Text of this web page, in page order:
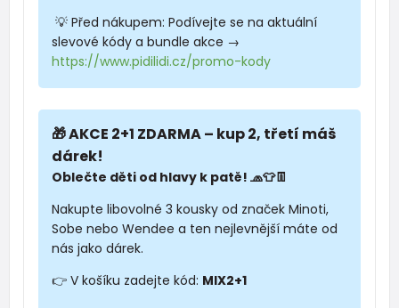
💡 Před nákupem: Podívejte se na aktuální
slevové kódy a bundle akce →
https://www.pidilidi.cz/promo-kody
🎁 AKCE 2+1 ZDARMA – kup 2, třetí máš
dárek!
Oblečte děti od hlavy k patě! 🧢👕👖
Nakupte libovolné 3 kousky od značek Minoti,
Sobe nebo Wendee a ten nejlevnější máte od
nás jako dárek.
👉 V košíku zadejte kód: MIX2+1